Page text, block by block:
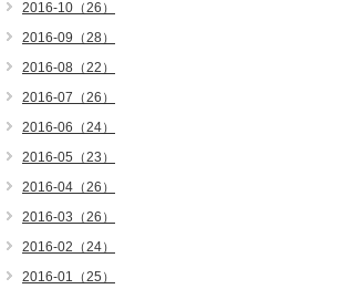
2016-10（26）
2016-09（28）
2016-08（22）
2016-07（26）
2016-06（24）
2016-05（23）
2016-04（26）
2016-03（26）
2016-02（24）
2016-01（25）